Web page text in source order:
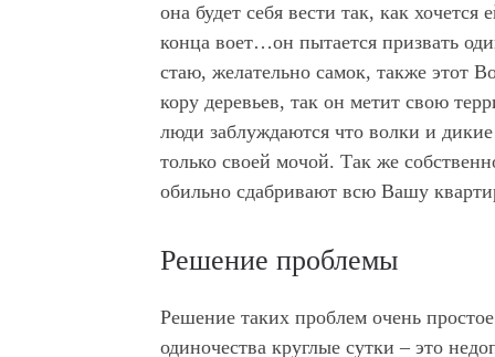
она будет себя вести так, как хочется
конца воет…он пытается призвать
стаю, желательно самок, также этот
кору деревьев, так он метит свою
люди заблуждаются что волки и
только своей мочой. Так же
обильно сдабривают всю Вашу
Решение проблемы
Решение таких проблем очень
одиночества круглые сутки – это